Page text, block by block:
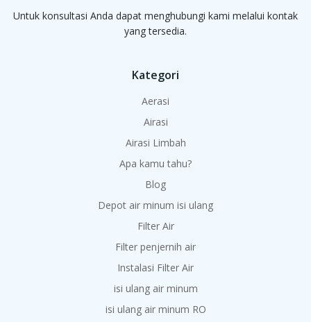
Untuk konsultasi Anda dapat menghubungi kami melalui kontak
yang tersedia.
Kategori
Aerasi
Airasi
Airasi Limbah
Apa kamu tahu?
Blog
Depot air minum isi ulang
Filter Air
Filter penjernih air
Instalasi Filter Air
isi ulang air minum
isi ulang air minum RO